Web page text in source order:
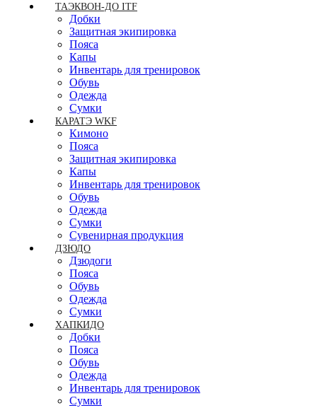
ТАЭКВОН-ДО ITF
Добки
Защитная экипировка
Пояса
Капы
Инвентарь для тренировок
Обувь
Одежда
Сумки
КАРАТЭ WKF
Кимоно
Пояса
Защитная экипировка
Капы
Инвентарь для тренировок
Обувь
Одежда
Сумки
Сувенирная продукция
ДЗЮДО
Дзюдоги
Пояса
Обувь
Одежда
Сумки
ХАПКИДО
Добки
Пояса
Обувь
Одежда
Инвентарь для тренировок
Сумки